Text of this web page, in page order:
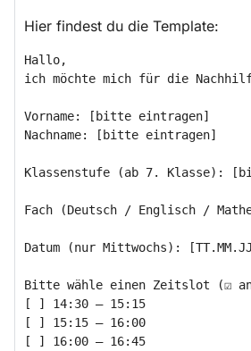
Hier findest du die Template:
Hallo,
ich möchte mich für die
Vorname: [bitte eintragen]
Nachname: [bitte eintragen]
Klassenstufe (ab 7. Klasse):
Fach (Deutsch / Englisch /
Datum (nur Mittwochs):
Bitte wähle einen Zeitslot (☑
[ ] 14:30 – 15:15
[ ] 15:15 – 16:00
[ ] 16:00 – 16:45